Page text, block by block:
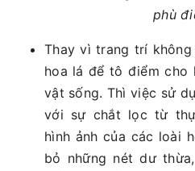
phù
Thay vì trang trí
hoa lá để tô điểm cho
vật sống. Thì việc sử
với sự chắt lọc từ
hình ảnh của các loài
bỏ những nét dư